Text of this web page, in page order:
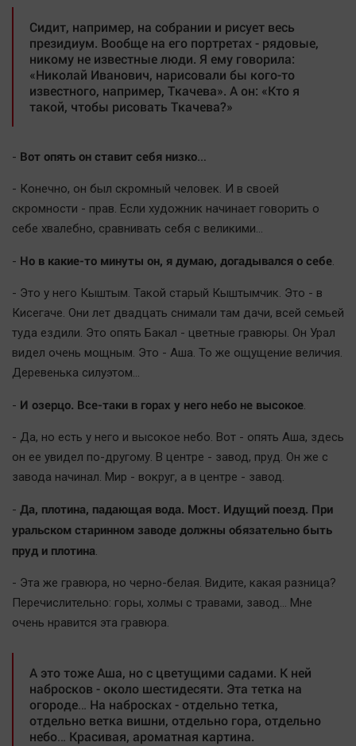
Сидит, например, на собрании и рисует весь
президиум. Вообще на его портретах - рядовые,
никому не известные люди. Я ему говорила:
«Николай Иванович, нарисовали бы кого-то
известного, например, Ткачева». А он: «Кто я
такой, чтобы рисовать Ткачева?»
- Вот опять он ставит себя низко…
- Конечно, он был скромный человек. И в своей
скромности - прав. Если художник начинает говорить о
себе хвалебно, сравнивать себя с великими…
- Но в какие-то минуты он, я думаю, догадывался о себе.
- Это у него Кыштым. Такой старый Кыштымчик. Это - в
Кисегаче. Они лет двадцать снимали там дачи, всей семьей
туда ездили. Это опять Бакал - цветные гравюры. Он Урал
видел очень мощным. Это - Аша. То же ощущение величия.
Деревенька силуэтом…
- И озерцо. Все-таки в горах у него небо не высокое.
- Да, но есть у него и высокое небо. Вот - опять Аша, здесь
он ее увидел по-другому. В центре - завод, пруд. Он же с
завода начинал. Мир - вокруг, а в центре - завод.
- Да, плотина, падающая вода. Мост. Идущий поезд. При
уральском старинном заводе должны обязательно быть
пруд и плотина.
- Эта же гравюра, но черно-белая. Видите, какая разница?
Перечислительно: горы, холмы с травами, завод… Мне
очень нравится эта гравюра.
А это тоже Аша, но с цветущими садами. К ней
набросков - около шестидесяти. Эта тетка на
огороде… На набросках - отдельно тетка,
отдельно ветка вишни, отдельно гора, отдельно
небо… Красивая, ароматная картина.